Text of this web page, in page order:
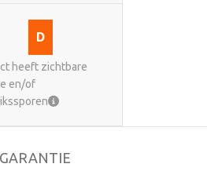
D
heeft zichtbare
en/of